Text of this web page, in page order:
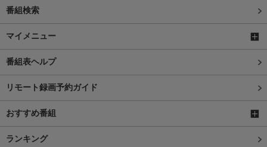
番組検索
マイメニュー
番組表ヘルプ
リモート録画予約ガイド
おすすめ番組
ランキング